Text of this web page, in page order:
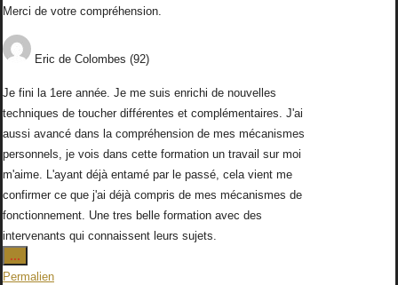
Merci de votre compréhension.
Eric de Colombes (92)
Je fini la 1ere année. Je me suis enrichi de nouvelles
techniques de toucher différentes et complémentaires. J'ai
aussi avancé dans la compréhension de mes mécanismes
personnels, je vois dans cette formation un travail sur moi
m'aime. L'ayant déjà entamé par le passé, cela vient me
confirmer ce que j'ai déjà compris de mes mécanismes de
fonctionnement. Une tres belle formation avec des
intervenants qui connaissent leurs sujets.
...
cette
Permalien